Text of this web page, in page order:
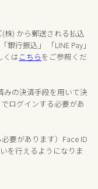
株) から郵送される払込
行振込」 「LINE Pay」
くはこちらをご参照くだ
みの決済手段を用いて決
ログインする必要があ
要があります）Face ID
を行えるようになりま